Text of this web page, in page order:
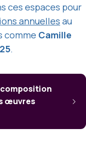
ces espaces pour
annuelles au
comme Camille
.
composition
œuvres